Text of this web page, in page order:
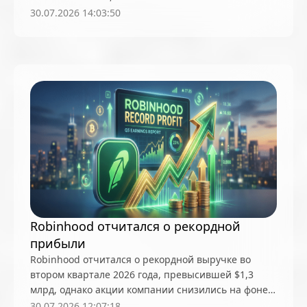
Кибербезопасность
конфискация
конфискованные биткоины
Кошельки Кредитование
крипта
криптоактивы
криптоанархизм
Криптовалюты
Криптография
Криптодеривативы
Криптоматы
Криптоплатежи
Крипториум
Крипториум: Анонимность
Крипториум: Биткоин
Крипториум: Технические основы
Крипториум: Трейдинг и инвестиции
для ускорения интеграции банков и институтов в
30.07.2026 14:03:50
Robinhood отчитался о рекордной
прибыли
Robinhood отчитался о рекордной выручке во
втором квартале 2026 года, превысившей $1,3
млрд, однако акции компании снизились на фоне